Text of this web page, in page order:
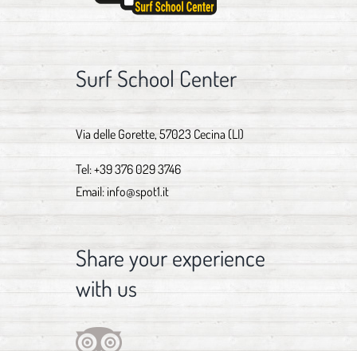
Surf School Center
Via delle Gorette, 57023 Cecina (LI)
Tel:+39 376 029 3746
Email: info@spot1.it
Share your experience
with us